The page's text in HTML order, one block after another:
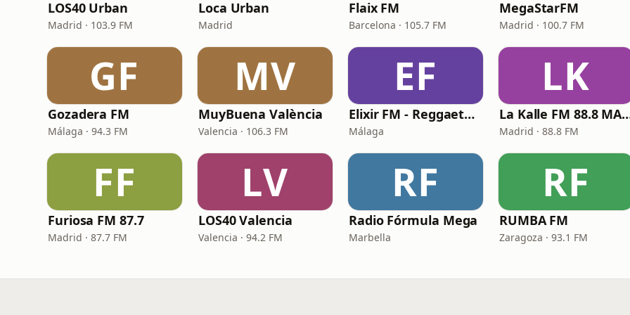
LOS40 Urban
Madrid · 103.9 FM
Loca Urban
Madrid
Flaix FM
Barcelona · 105.7 FM
MegaStarFM
Madrid · 100.7 FM
GF
Gozadera FM
Málaga · 94.3 FM
MV
MuyBuena València
Valencia · 106.3 FM
EF
Elixir FM - Reggaeton Party
Málaga
LK
La Kalle FM
Madrid · 88.8 FM
FF
Furiosa FM 87.7
Madrid · 87.7 FM
LV
LOS40 Valencia
Valencia · 94.2 FM
RF
Radio Fórmula Mega
Marbella
RF
RUMBA FM
Zaragoza · 93.1 FM